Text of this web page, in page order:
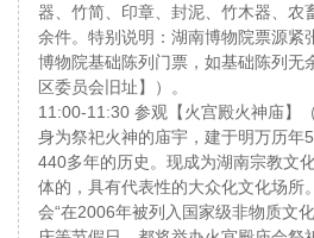
器、竹简、印章、封泥、竹木器、农
余件。特别说明：湖南博物院票源紧
博物院基础陈列门票，如基础陈列无
区委员会旧址】）。
11:00-11:30 参观【火宫殿火神庙】
身为祭祀火神的庙宇，建于明万历年
440多年的历史。现成为湖南宗教文
体的，具有代表性的大众化文化场所
会“在2006年被列入国家级非物质文